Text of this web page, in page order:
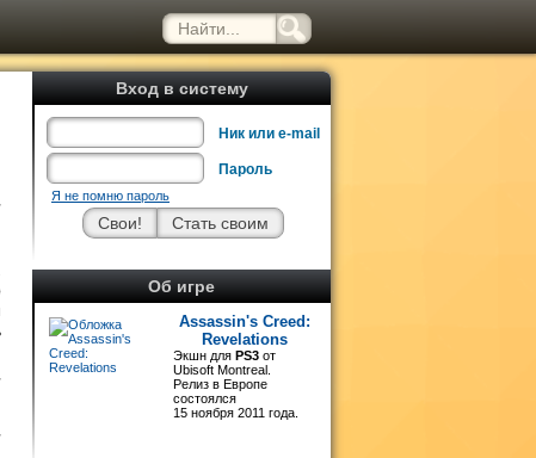
Вход в систему
Ник или e-mail
Пароль
Я не помню пароль
Об игре
Assassin's Creed:
Revelations
Экшн для PS3 от
Ubisoft Montreal.
Релиз в Европе
состоялся
15 ноября 2011 года.